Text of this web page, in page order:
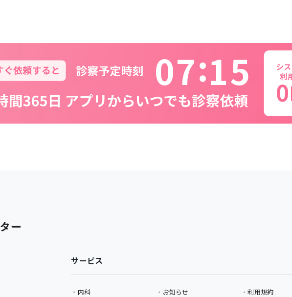
07 15
サービス
内科 お知らせ 利用規約